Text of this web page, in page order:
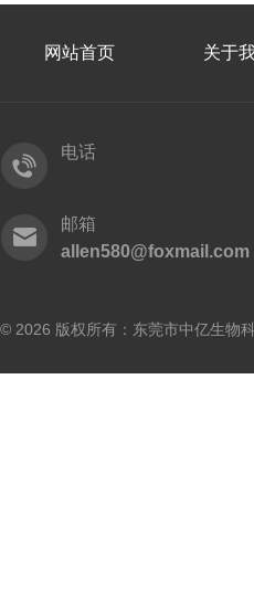
网站首页 关于
电话
邮箱
allen580@foxmail.com
© 2026 版权所有：东莞市中亿生物